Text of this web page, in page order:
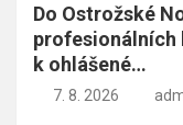
Do Ostrožské
profesionálních
k ohlášené…
7. 8. 2026